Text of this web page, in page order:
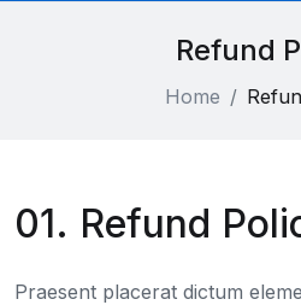
Refund
Home
01. Refund
Praesent placerat dictum